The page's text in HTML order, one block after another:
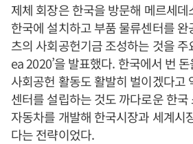
제체 회장은 한국을 방문해 메르세
한국에 설치하고 부품 물류센터를
츠의 사회공헌기금 조성하는 것을 주
ea 2020’을 발표했다. 한국에서 번
사회공헌 활동도 활발히 벌이겠다고
센터를 설립하는 것도 까다로운 한
자동차를 개발해 한국시장과 세계시
다는 전략이었다.